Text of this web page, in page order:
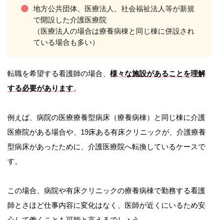
地方公共団体、医療法人、社会福祉法人等が新規
で開設した介護医療院
（医療法人の場合は療養病棟と同じ棟に併設され
ている場合も多い）
転職を希望する看護師の場合、 様々な施設があることを理解
する必要があります。
例えば、病院の医療療養型病床（療養病棟）と同じ棟に介護
医療院がある場合や、19床ある有床クリニックが、介護療養
型病床があったために、介護医療院へ転換しているケースで
す。
この場合、病院や有床クリニックの療養病棟で勤務する看護
師とさほど仕事内容に変化はなく、医師が近くにいるため安